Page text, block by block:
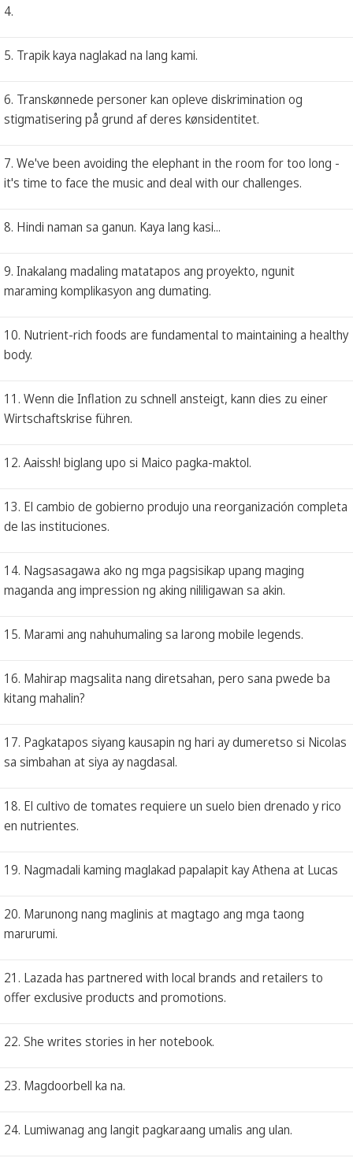
4.
5. Trapik kaya naglakad na lang kami.
6. Transkønnede personer kan opleve diskrimination og
stigmatisering på grund af deres kønsidentitet.
7. We've been avoiding the elephant in the room for too long -
it's time to face the music and deal with our challenges.
8. Hindi naman sa ganun. Kaya lang kasi...
9. Inakalang madaling matatapos ang proyekto, ngunit
maraming komplikasyon ang dumating.
10. Nutrient-rich foods are fundamental to maintaining a healthy
body.
11. Wenn die Inflation zu schnell ansteigt, kann dies zu einer
Wirtschaftskrise führen.
12. Aaissh! biglang upo si Maico pagka-maktol.
13. El cambio de gobierno produjo una reorganización completa
de las instituciones.
14. Nagsasagawa ako ng mga pagsisikap upang maging
maganda ang impression ng aking nililigawan sa akin.
15. Marami ang nahuhumaling sa larong mobile legends.
16. Mahirap magsalita nang diretsahan, pero sana pwede ba
kitang mahalin?
17. Pagkatapos siyang kausapin ng hari ay dumeretso si Nicolas
sa simbahan at siya ay nagdasal.
18. El cultivo de tomates requiere un suelo bien drenado y rico
en nutrientes.
19. Nagmadali kaming maglakad papalapit kay Athena at Lucas
20. Marunong nang maglinis at magtago ang mga taong
marurumi.
21. Lazada has partnered with local brands and retailers to
offer exclusive products and promotions.
22. She writes stories in her notebook.
23. Magdoorbell ka na.
24. Lumiwanag ang langit pagkaraang umalis ang ulan.